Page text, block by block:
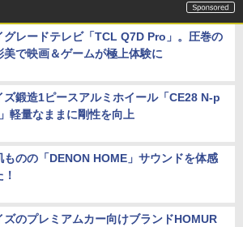
グレードテレビ「TCL Q7D Pro」。圧巻の
美で映画＆ゲームが極上体験に
ズ鍛造1ピースアルミホイール「CE28 N-p
軽量なままに剛性を向上
ものの「DENON HOME」サウンドを体感
！
ズのプレミアムカー向けブランドHOMUR